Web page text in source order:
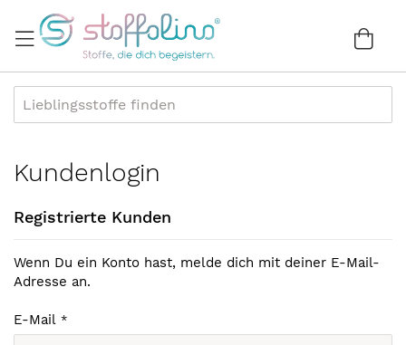
zum
Inhalt
Kundenlogin
Registrierte Kunden
Wenn Du ein Konto hast, melde dich mit deiner E-Mail-
Adresse an.
E-Mail